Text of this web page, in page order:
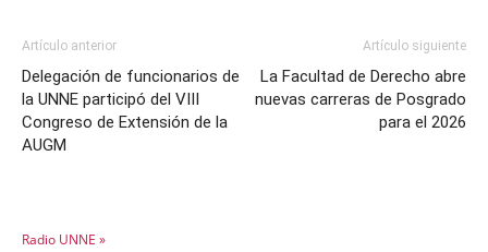
Artículo anterior
Delegación de funcionarios de
la UNNE participó del VIII
Congreso de Extensión de la
AUGM
Artículo siguiente
La Facultad de Derecho abre
nuevas carreras de Posgrado
para el 2026
Radio UNNE »